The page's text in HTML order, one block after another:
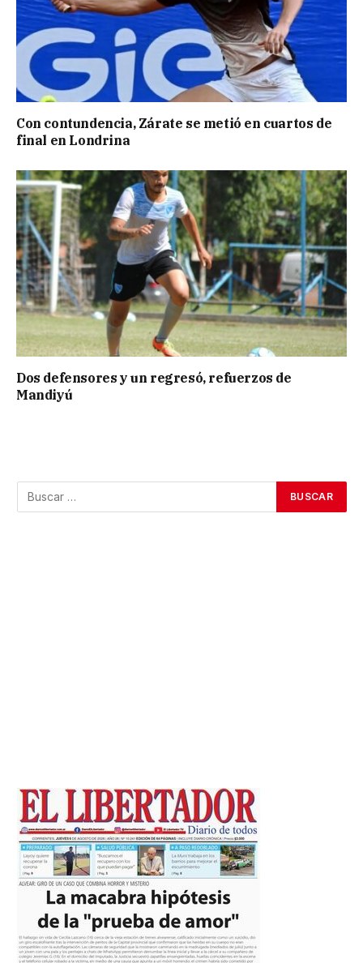
Con contundencia, Zárate se metió en cuartos de
final en Londrina
Dos defensores y un regresó, refuerzos de
Mandiyú